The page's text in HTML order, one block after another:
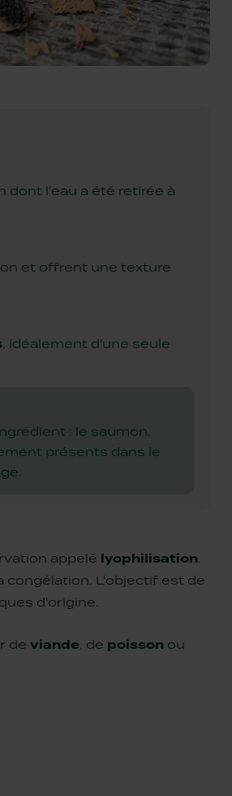
dont l'eau a été retirée à
et offrent une texture
, idéalement d'une seule
: le saumon.
présents dans le
appelé lyophilisation.
congélation. L'objectif est de
d'origine.
de viande, de poissonou